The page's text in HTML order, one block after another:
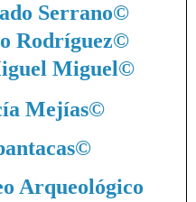
Serrano©
Rodríguez©
Miguel ©
Mejías©
©
Arqueológico